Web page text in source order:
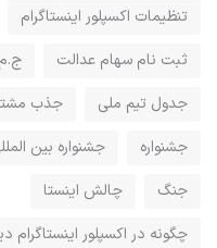
تنظیمات اکسپلور اینستاگرام
ثبت نام سهام عدالت
ج.م
جدول تیم ملی
جذب
جشنواره
جشنواره بین
جنگ
چالش اینستا
چگونه در اکسپلور اینستاگرام